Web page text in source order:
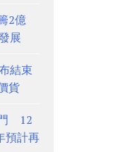
2億
展
結束
貨
門 12
預計再